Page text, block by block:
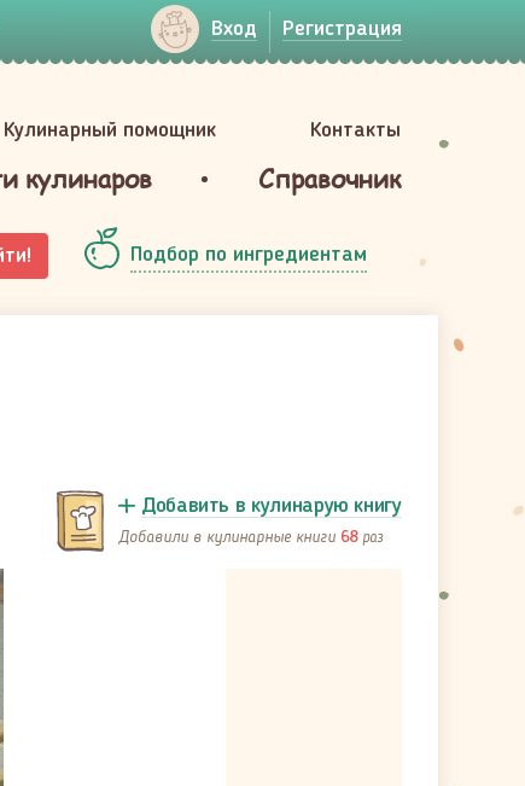
Вход Регистрация
Кулинарный помощник Контакты
кулинаров Справочник
Подбор по ингредиентам
Добавить в кулинарую книгу
Добавили в кулинарные книги 68 раз